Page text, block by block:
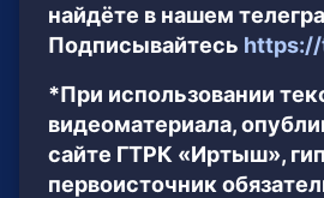
найдёте в нашем
Подписывайтесь
*При использовании
видеоматериала,
сайте ГТРК «Иртыш»,
первоисточник